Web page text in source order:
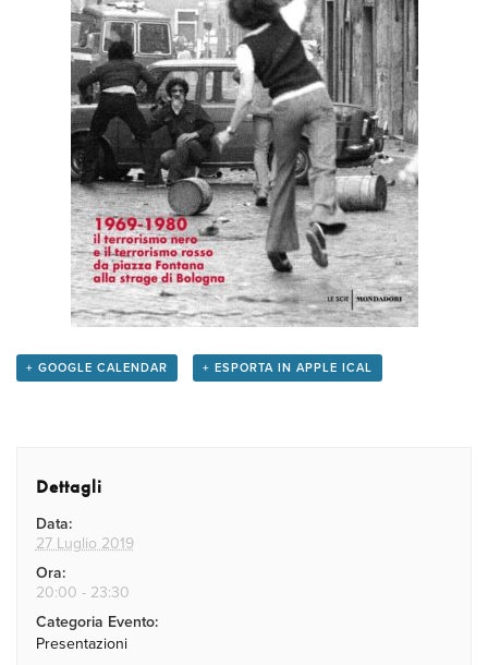
+ GOOGLE CALENDAR + ESPORTA IN APPLE ICAL
Dettagli
Data:
27 Luglio 2019
Ora:
20:00 - 23:30
Categoria Evento:
Presentazioni